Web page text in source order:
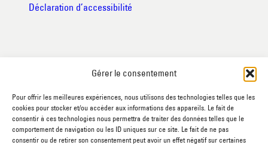
Gérer le consentement
Pour offrir les meilleures expériences, nous utilisons des technologies telles que les
cookies pour stocker et/ou accéder aux informations des appareils. Le fait de
consentir à ces technologies nous permettra de traiter des données telles que le
comportement de navigation ou les ID uniques sur ce site. Le fait de ne pas
consentir ou de retirer son consentement peut avoir un effet négatif sur certaines
Déclaration d’accessibilité
Rue de
Brantignies, 4
7800 Ath